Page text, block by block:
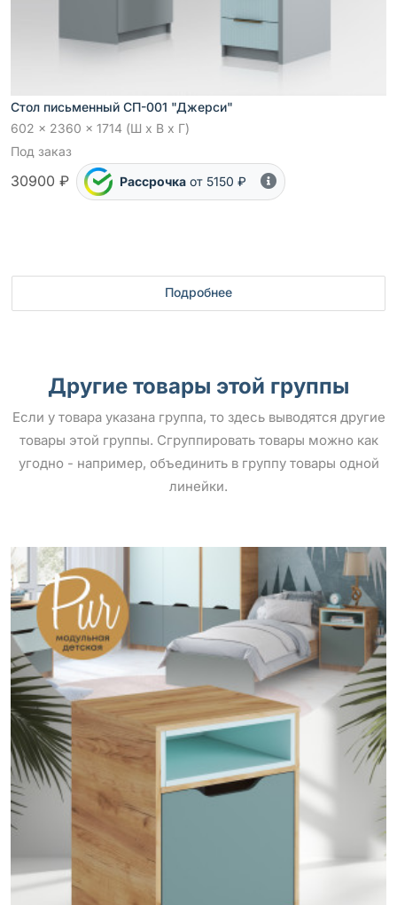
Стол письменный СП-001 "Джерси"
602 x 2360 x 1714 (Ш x В x Г)
Под заказ
30900 ₽ Рассрочка от 5150 ₽
Подробнее
Другие товары этой группы
Если у товара указана группа, то здесь выводятся другие
товары этой группы. Сгруппировать товары можно как
угодно - например, объединить в группу товары одной
линейки.